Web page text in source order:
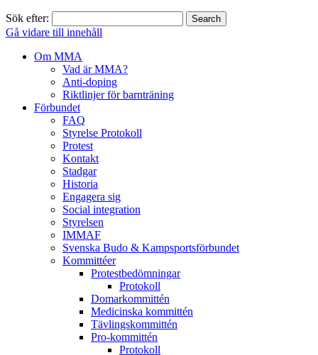
Sök efter:
Gå vidare till innehåll
Om MMA
Vad är MMA?
Anti-doping
Riktlinjer för barnträning
Förbundet
FAQ
Styrelse Protokoll
Protest
Kontakt
Stadgar
Historia
Engagera sig
Social integration
Styrelsen
IMMAF
Svenska Budo & Kampsportsförbundet
Kommittéer
Protestbedömningar
Protokoll
Domarkommittén
Medicinska kommittén
Tävlingskommittén
Pro-kommittén
Protokoll